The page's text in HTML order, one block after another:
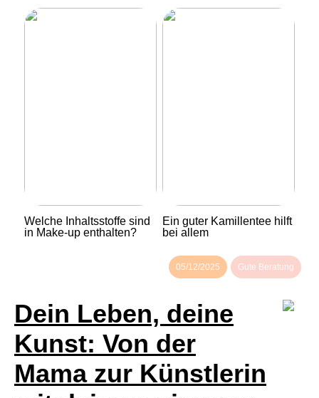
Welche Inhaltsstoffe sind
in Make-up enthalten?
Ein guter Kamillentee hilft
bei allem
05/12/2025 Gute Beratung
Dein Leben, deine
Kunst: Von der
Mama zur Künstlerin